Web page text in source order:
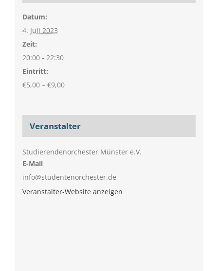
Datum:
4. Juli 2023
Zeit:
20:00 - 22:30
Eintritt:
€5,00 – €9,00
Veranstalter
Studierendenorchester Münster e.V.
E-Mail
info@studentenorchester.de
Veranstalter-Website anzeigen